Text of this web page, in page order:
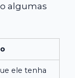
algumas
ele tenha